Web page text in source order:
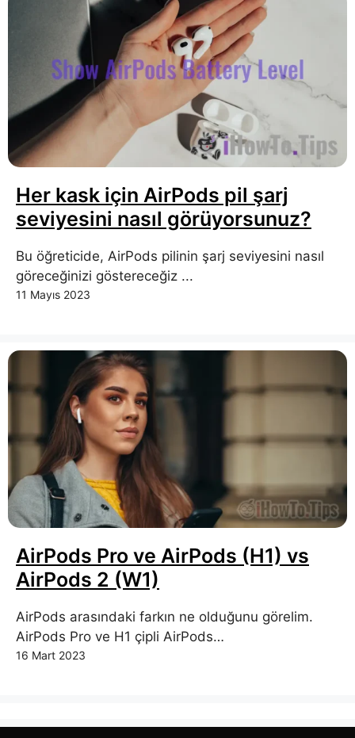
Her kask için AirPods pil şarj
seviyesini nasıl görüyorsunuz?
Bu öğreticide, AirPods pilinin şarj seviyesini nasıl
göreceğinizi göstereceğiz ...
11 Mayıs 2023
AirPods Pro ve AirPods (H1) vs
AirPods 2 (W1)
AirPods arasındaki farkın ne olduğunu görelim.
AirPods Pro ve H1 çipli AirPods…
16 Mart 2023